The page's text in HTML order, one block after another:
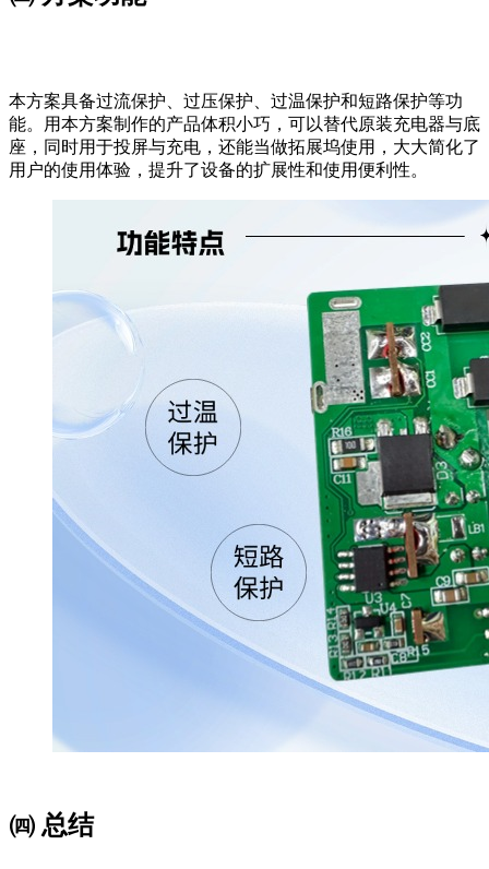
本方案具备过流保护、过压保护、过温保护和短路保护等功
能。用本方案制作的产品体积小巧，可以替代原装充电器与底
座，同时用于投屏与充电，还能当做拓展坞使用，大大简化了
用户的使用体验，提升了设备的扩展性和使用便利性。
㈣ 总结